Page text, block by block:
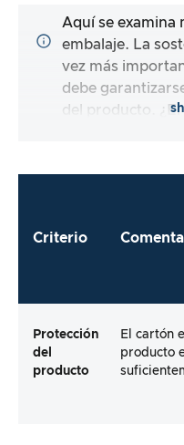
Aquí se examina
embalaje. La
vez más
debe
del producto.
Criterio
Protección
del
producto
El cartón
producto